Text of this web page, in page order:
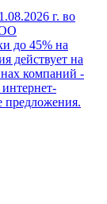
г. во
до 45% на
действует на
компаний -
предложения.